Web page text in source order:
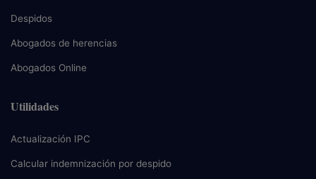
Despidos
Abogados de herencias
Abogados Online
Utilidades
Actualización IPC
Calcular indemnización por despido